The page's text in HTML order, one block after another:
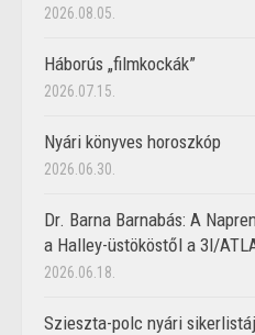
2026.08.05.
Háborús „filmkockák”
2026.07.15.
Nyári könyves horoszkóp
2026.06.30.
Dr. Barna Barnabás: A
a Halley-üstököstől a 3I/
2026.06.18.
Szieszta-polc nyári